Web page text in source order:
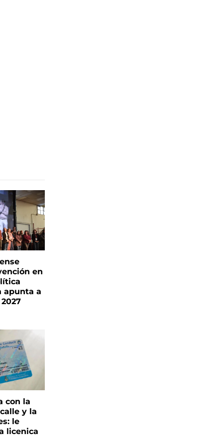
en
apunta a
con la
y la
le
licenica